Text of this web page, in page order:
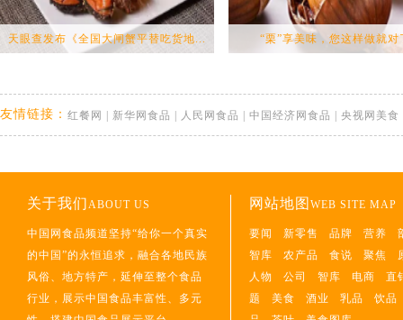
天眼查发布《全国大闸蟹平替吃货地... “栗”享美味，您这样做就对
友情链接： 红餐网 新华网食品 人民网食品 中国经济网食品 央视网美食
关于我们ABOUT US
中国网食品频道坚持“给你一个真实
的中国”的永恒追求，融合各地民族
风俗、地方特产，延伸至整个食品
行业，展示中国食品丰富性、多元
网站地图 WEB SITE MAP
要闻 新零售 品牌 营养
智库
农产品 食说 聚焦
人物
公司 智库 电商
直
题
美食 酒业 乳品
饮品